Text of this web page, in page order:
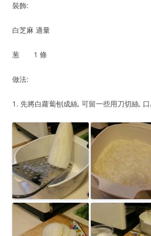
裝飾:
白芝麻 適量
葱 1 條
做法:
1. 先將白蘿蔔刨成絲, 可留一些用刀切絲, 口